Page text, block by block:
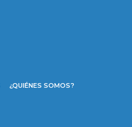
¿QUIÉNES SOMOS?